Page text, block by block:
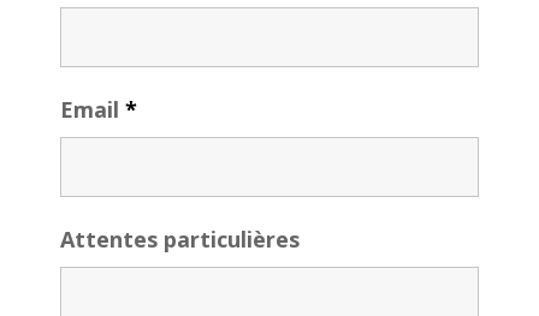
Email *
Attentes particulières